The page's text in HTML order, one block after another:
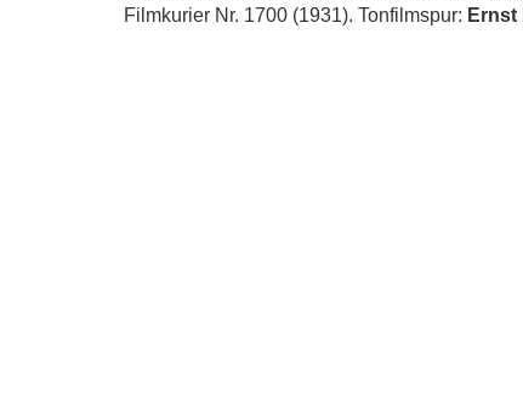
Filmkurier Nr. 1700 (1931). Tonfilmspur: